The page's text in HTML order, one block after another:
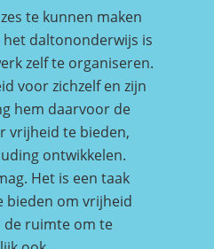
te kunnen maken
het daltononderwijs is
zelf te organiseren.
voor zichzelf en zijn
hem daarvoor de
vrijheid te bieden,
ontwikkelen.
Het is een taak
bieden om vrijheid
de ruimte om te